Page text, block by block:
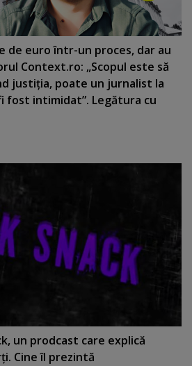
de euro într-un proces, dar au
Context.ro: „Scopul este să
justiţia, poate un jurnalist la
fost intimidat”. Legătura cu
un prodcast care explică
Cine îl prezintă